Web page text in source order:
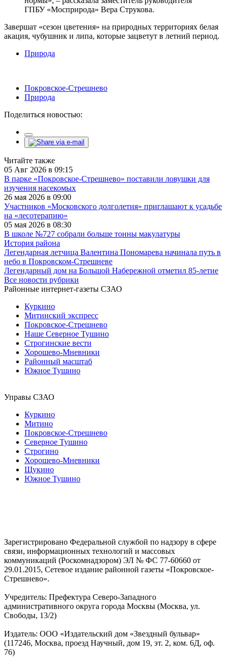
ГПБУ «Мосприрода» Вера Струкова.
Завершат «сезон цветения» на природных территориях белая
акация, чубушник и липа, которые зацветут в летний период.
Природа
Покровское-Стрешнево
Природа
Поделиться новостью:
Читайте также
05 Авг 2026 в 09:15
В парке «Покровское-Стрешнево» поставили ловушки для
изучения насекомых
26 мая 2026 в 09:00
Участников «Московского долголетия» приглашают к усадьбе
на «лесотерапию»
05 мая 2026 в 08:30
В школе №727 собрали больше тонны макулатуры
История района
Легендарная летчица Валентина Пономарева начинала путь в
небо в Покровском-Стрешневе
Легендарный дом на Большой Набережной отметил 85-летие
Все новости рубрики
Районные интернет-газеты СЗАО
Куркино
Митинский экспресс
Покровское-Стрешнево
Наше Северное Тушино
Строгинские вести
Хорошево-Мневники
Районный масштаб
Южное Тушино
Управы СЗАО
Куркино
Митино
Покровское-Стрешнево
Северное Тушино
Строгино
Хорошево-Мневники
Щукино
Южное Тушино
Зарегистрировано Федеральной службой по надзору в сфере
связи, информационных технологий и массовых
коммуникаций (Роскомнадзором) ЭЛ № ФС 77-60660 от
29.01.2015, Сетевое издание районной газеты «Покровское-
Стрешнево».
Учредитель: Префектура Северо-Западного
административного округа города Москвы (Москва, ул.
Свободы, 13/2)
Издатель: ООО «Издательский дом «Звездный бульвар»
(117246, Москва, проезд Научный, дом 19, эт. 2, ком. 6Д, оф.
76)